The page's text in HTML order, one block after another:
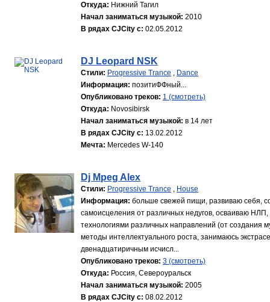
Откуда: Нижний Тагил
Начал заниматься музыкой: 2010
В рядах CJCity с: 02.05.2012
DJ Leopard NSK
Стили: Progressive Trance , Dance
Информация: позитиФФный...
Опубликовано треков: 1 (смотреть)
Откуда: Novosibirsk
Начал заниматься музыкой: в 14 лет
В рядах CJCity с: 13.02.2012
Мечта: Mercedes W-140
Dj Mpeg Alex
Стили: Progressive Trance , House
Информация: больше свежей пищи, развиваю себя,
самоисцеления от различных недугов, осваиваю
технологиями различных направлений (от создания
методы интеллектуального роста, занимаюсь
двенадцатиричным исчисл...
Опубликовано треков: 3 (смотреть)
Откуда: Россия, Североуральск
Начал заниматься музыкой: 2005
В рядах CJCity с: 08.02.2012